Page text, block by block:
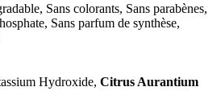
Sans colorants, Sans parabènes,
Sans parfum de synthèse,
Hydroxide, Citrus Aurantium